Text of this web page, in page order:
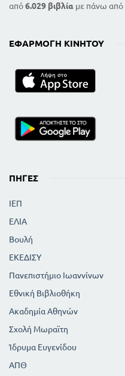
από6.029 βιβλία με πάνω από
ΕΦΑΡΜΟΓΉ ΚΙΝΗΤΟΎ
ΠΗΓΈΣ
ΙΕΠ
ΕΛΙΑ
Βουλή
ΕΚΕΔΙΣΥ
Πανεπιστήμιο Ιωαννίνων
Εθνική Βιβλιοθήκη
Ακαδημία Αθηνών
Σχολή Μωραϊτη
Ίδρυμα Ευγενίδου
ΑΠΘ